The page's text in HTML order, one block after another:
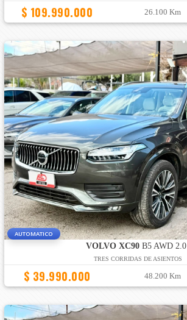
$ 109.990.000 26.100 Km
AUTOMATICO
VOLVO XC90 B5 AWD 2.0
TRES CORRIDAS DE ASIENTOS
$ 39.990.000 48.200 Km